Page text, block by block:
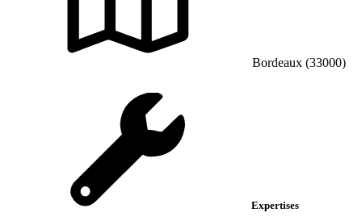
Bordeaux (33000)
Expertises